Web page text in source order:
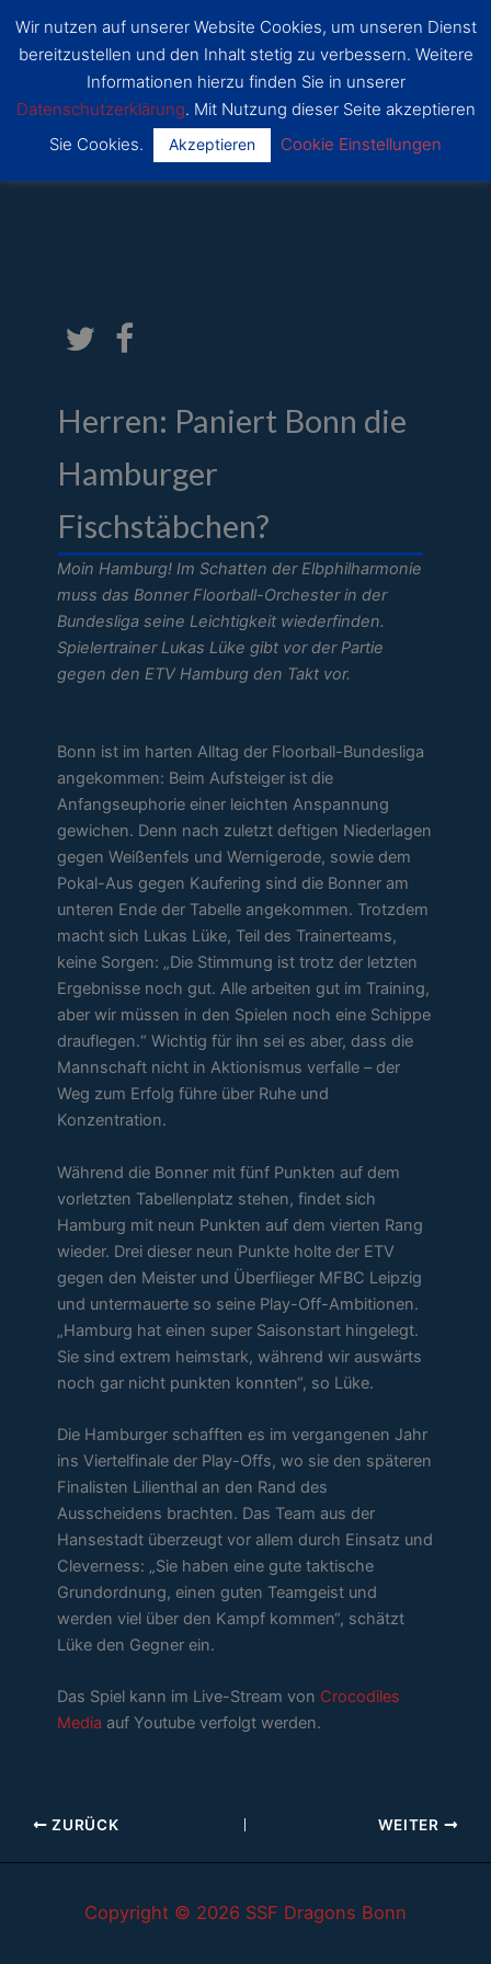
Inhalt
springen
SSF
Dragons
Bonn
Main
Menu
Herren: Paniert Bonn die
Hamburger
Fischstäbchen?
Moin Hamburg! Im Schatten der Elbphilharmonie
muss das Bonner Floorball-Orchester in der
Bundesliga seine Leichtigkeit wiederfinden.
Spielertrainer Lukas Lüke gibt vor der Partie
gegen den ETV Hamburg den Takt vor.
Bonn ist im harten Alltag der Floorball-Bundesliga
angekommen: Beim Aufsteiger ist die
Anfangseuphorie einer leichten Anspannung
gewichen. Denn nach zuletzt deftigen Niederlagen
gegen Weißenfels und Wernigerode, sowie dem
Pokal-Aus gegen Kaufering sind die Bonner am
unteren Ende der Tabelle angekommen. Trotzdem
macht sich Lukas Lüke, Teil des Trainerteams,
keine Sorgen: „Die Stimmung ist trotz der letzten
Ergebnisse noch gut. Alle arbeiten gut im Training,
aber wir müssen in den Spielen noch eine Schippe
drauflegen.“ Wichtig für ihn sei es aber, dass die
Mannschaft nicht in Aktionismus verfalle – der
Weg zum Erfolg führe über Ruhe und
Konzentration.
Während die Bonner mit fünf Punkten auf dem
vorletzten Tabellenplatz stehen, findet sich
Hamburg mit neun Punkten auf dem vierten Rang
wieder. Drei dieser neun Punkte holte der ETV
gegen den Meister und Überflieger MFBC Leipzig
und untermauerte so seine Play-Off-Ambitionen.
„Hamburg hat einen super Saisonstart hingelegt.
Sie sind extrem heimstark, während wir auswärts
noch gar nicht punkten konnten“, so Lüke.
Die Hamburger schafften es im vergangenen Jahr
ins Viertelfinale der Play-Offs, wo sie den späteren
Finalisten Lilienthal an den Rand des
Ausscheidens brachten. Das Team aus der
Hansestadt überzeugt vor allem durch Einsatz und
Cleverness: „Sie haben eine gute taktische
Grundordnung, einen guten Teamgeist und
werden viel über den Kampf kommen“, schätzt
Lüke den Gegner ein.
Das Spiel kann im Live-Stream von Crocodiles
Media auf Youtube verfolgt werden.
ZURÜCK WEITER
Copyright © 2026 SSF Dragons Bonn
Wir nutzen auf unserer Website Cookies, um unseren Dienst
bereitzustellen und den Inhalt stetig zu verbessern. Weitere
Informationen hierzu finden Sie in unserer
Datenschutzerklärung. Mit Nutzung dieser Seite akzeptieren
Sie Cookies.
Akzeptieren Cookie Einstellungen